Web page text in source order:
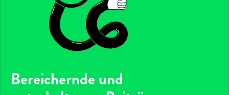
Bereichernde und